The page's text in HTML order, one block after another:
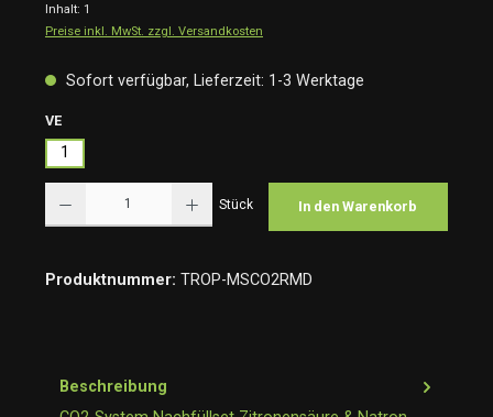
Inhalt: 1
Preise inkl. MwSt. zzgl. Versandkosten
Sofort verfügbar, Lieferzeit: 1-3 Werktage
VEauswählen
1
Stück In den Warenkorb
Produktnummer: TROP-MSCO2RMD
Beschreibung